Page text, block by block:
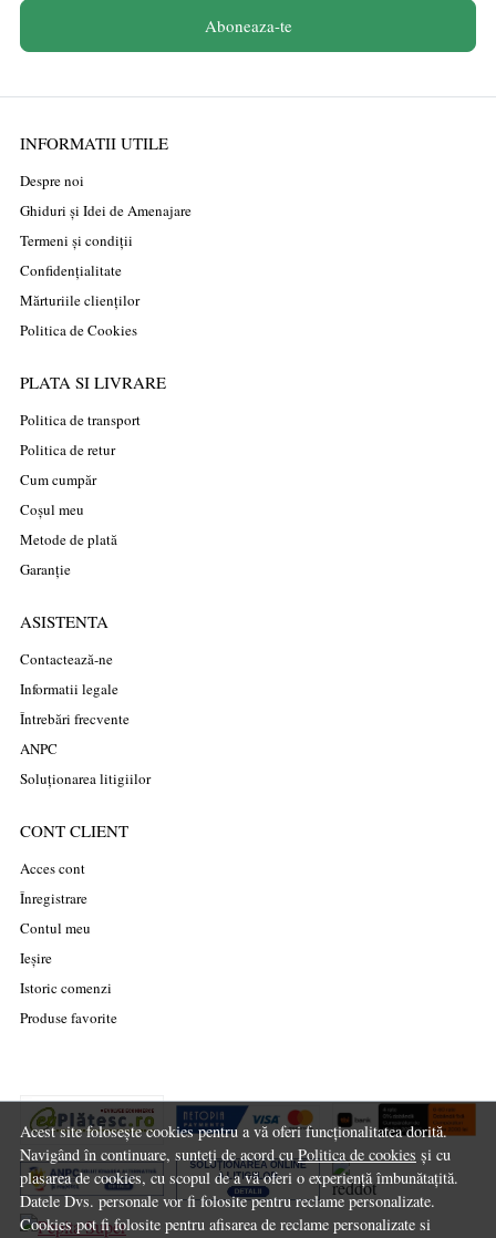
Acest site folosește cookies pentru a vă oferi funcționalitatea dorită.
Navigând în continuare, sunteți de acord cuPolitica de cookies și cu
plasarea de cookies, cu scopul de a vă oferi o experiență îmbunătațită.
Datele Dvs. personale vor fi folosite pentru reclame personalizate.
Cookies pot fi folosite pentru afisarea de reclame personalizate si
Aboneaza-te
INFORMATII UTILE
Despre noi
Ghiduri și Idei de Amenajare
Termeni și condiții
Confidențialitate
Mărturiile clienților
Politica de Cookies
PLATA SI LIVRARE
Politica de transport
Politica de retur
Cum cumpăr
Coșul meu
Metode de plată
Garanție
ASISTENTA
Contactează-ne
Informatii legale
Întrebări frecvente
ANPC
Soluționarea litigiilor
CONT CLIENT
Acces cont
Înregistrare
Contul meu
Ieșire
Istoric comenzi
Produse favorite